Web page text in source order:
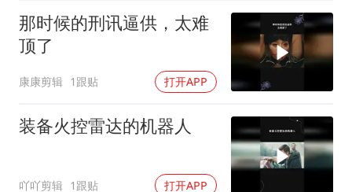
那时候的刑讯逼供，太难
顶了
康康剪辑 1跟贴 打开APP
装备火控雷达的机器人
吖吖剪辑 1跟贴 打开APP